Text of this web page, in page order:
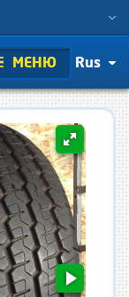
МЕНЮ Rus